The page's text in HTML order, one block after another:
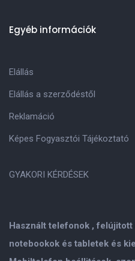
Használt telefonok ,
notebookok és tabletek és
Egyéb információk
Elállás
Elállás a szerződéstől
Reklamáció
Képes Fogyasztói Tájékoztató
GYAKORI KÉRDÉSEK